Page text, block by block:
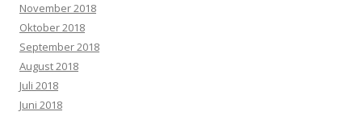
November 2018
Oktober 2018
September 2018
August 2018
Juli 2018
Juni 2018